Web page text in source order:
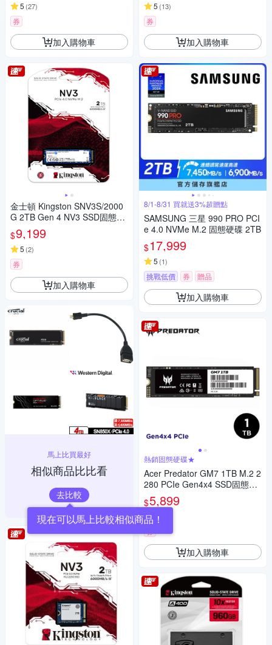
5 (27)
券
加入購物車
金士頓 Kingston SNV3S/2000
G 2TB Gen 4 NV3 SSD固態硬
碟
$9,199
5 (2)
券
加入購物車
馬上比買最好
相似商品比比看
去比較
現在可以馬上比較相似商品！
5 (13)
券
加入購物車
8/1-8/31 買就送3%超贈點
SAMSUNG 三星 990 PRO PCI
e 4.0 NVMe M.2 固態硬碟 2TB
$17,999
5 (1)
挑戰低價 券 贈品
加入購物車
熱銷固態硬碟★
Acer Predator GM7 1TB M.2 2
280 PCIe Gen4x4 SSD固態硬
碟(公司貨)
$5,899
加入購物車